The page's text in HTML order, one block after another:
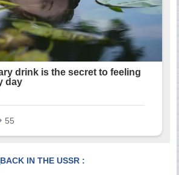
BACK IN THE USSR :